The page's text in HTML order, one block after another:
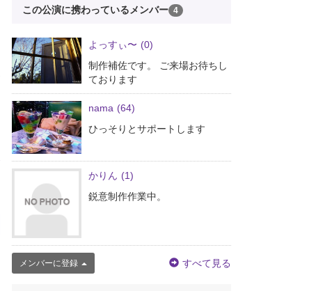
この公演に携わっているメンバー 4
よっすぃ〜 (0)
制作補佐です。 ご来場お待ちし
ております
nama (64)
ひっそりとサポートします
かりん (1)
鋭意制作作業中。
メンバーに登録 すべて見る